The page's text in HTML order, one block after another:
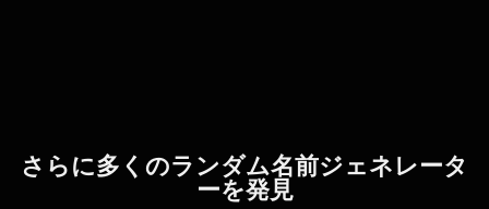
さらに多くのランダム名前ジェネレータ
ーを発見